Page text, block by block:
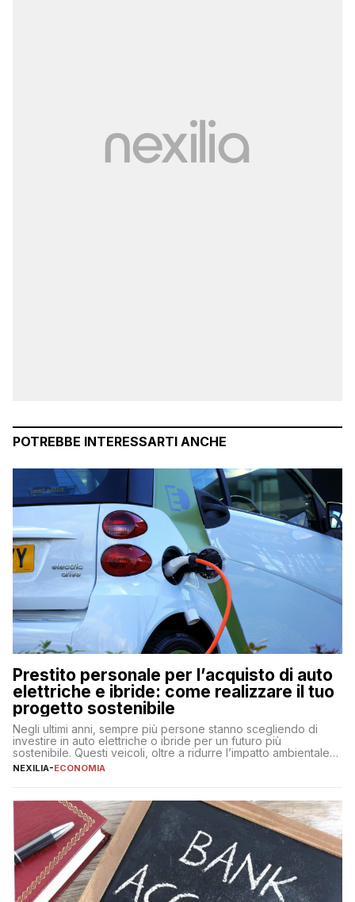
POTREBBE INTERESSARTI ANCHE
Prestito personale per l’acquisto di auto
elettriche e ibride: come realizzare il tuo
progetto sostenibile
Negli ultimi anni, sempre più persone stanno scegliendo di
investire in auto elettriche o ibride per un futuro più
sostenibile. Questi veicoli, oltre a ridurre l’impatto ambientale,
offrono vantaggi economici a lungo termine, come minori costi
fare se non […]
NEXILIA-ECONOMIA